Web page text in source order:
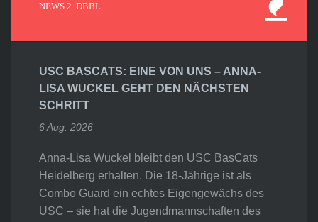
NEWS 2. DBBL
USC BASCATS: EINE VON UNS – ANNA-
LISA WUCKEL GEHT DEN NÄCHSTEN
SCHRITT
6 Aug. 2026
Anna-Lisa Wuckel bleibt den USC BasCats
Heidelberg erhalten. Die 18-Jährige ist als
Combo Guard ein echtes Eigengewächs des
USC – sie hat die Jugendmannschaften des